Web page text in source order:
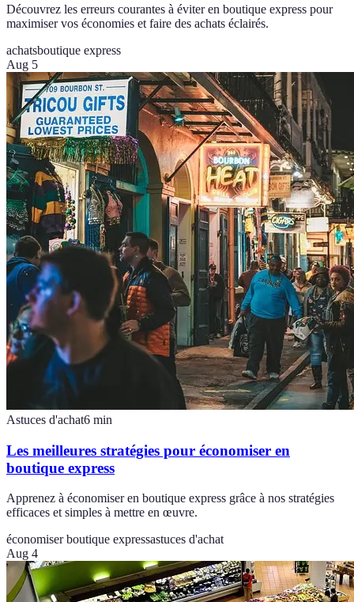
Découvrez les erreurs courantes à éviter en boutique express pour
maximiser vos économies et faire des achats éclairés.
achatsboutique express
Aug 5
Astuces d'achat6 min
Les meilleures stratégies pour économiser en
boutique express
Apprenez à économiser en boutique express grâce à nos stratégies
efficaces et simples à mettre en œuvre.
économiser boutique expressastuces d'achat
Aug 4